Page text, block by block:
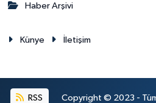
Haber Arşivi
Künye İletişim
RSS Copyright © 2023 - Tüm